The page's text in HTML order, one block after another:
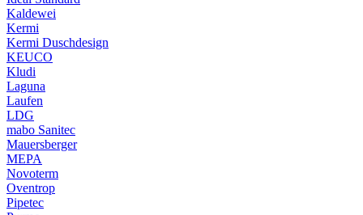
Kaldewei
Kermi
Kermi Duschdesign
KEUCO
Kludi
Laguna
Laufen
LDG
mabo Sanitec
Mauersberger
MEPA
Novoterm
Oventrop
Pipetec